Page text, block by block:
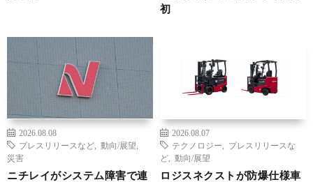
初
2026.08.08
プレスリリースなど
動向/展望
災害
ニチレイがシステム障害で連
2026.08.07
テクノロジー
プレスリリースな
ど
動向/展望
ロジスネクストが防爆仕様車